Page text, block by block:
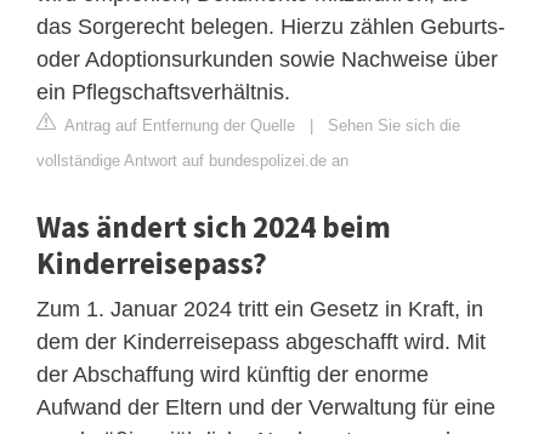
das Sorgerecht belegen. Hierzu zählen Geburts-
oder Adoptionsurkunden sowie Nachweise über
ein Pflegschaftsverhältnis.
Antrag auf Entfernung der Quelle | Sehen Sie sich die
vollständige Antwort auf bundespolizei.de an
Was ändert sich 2024 beim
Kinderreisepass?
Zum 1. Januar 2024 tritt ein Gesetz in Kraft, in
dem der Kinderreisepass abgeschafft wird. Mit
der Abschaffung wird künftig der enorme
Aufwand der Eltern und der Verwaltung für eine